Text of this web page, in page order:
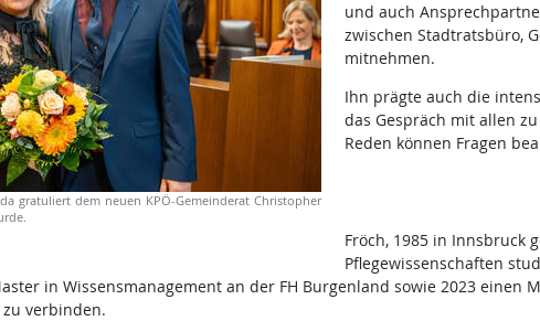
gratuliert dem neuen KPÖ-Gemeinderat Christopher
und auch
zwischen Stadtratsbüro,
mitnehmen.
Ihn prägte auch die
das Gespräch mit allen
Reden können Fragen
Fröch, 1985 in Innsbruck
Pflegewissenschaften
in Wissensmanagement an der FH Burgenland sowie 2023
verbinden.